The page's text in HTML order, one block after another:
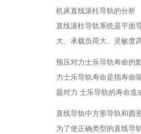
机床直线滚柱导轨的分析
直线滚柱导轨系统是平面
大、承载负荷大、灵敏度
预压对力士乐导轨寿命的
力士乐导轨寿命是指寿命
题对力 士乐导轨的寿命造
直线导轨中方形导轨和圆
为了使正确类型的直线导